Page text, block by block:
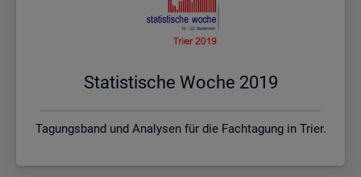
Sta­tis­ti­sche Woche 2019
Tagungsband und Analysen für die Fachtagung in Trier.